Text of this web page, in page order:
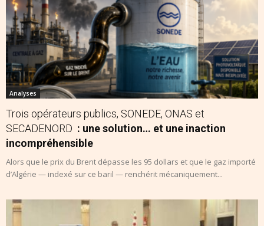
Analyses
Trois opérateurs publics, SONEDE, ONAS et
SECADENORD : une solution… et une inaction
incompréhensible
Alors que le prix du Brent dépasse les 95 dollars et que le gaz importé
d’Algérie — indexé sur ce baril — renchérit mécaniquement...